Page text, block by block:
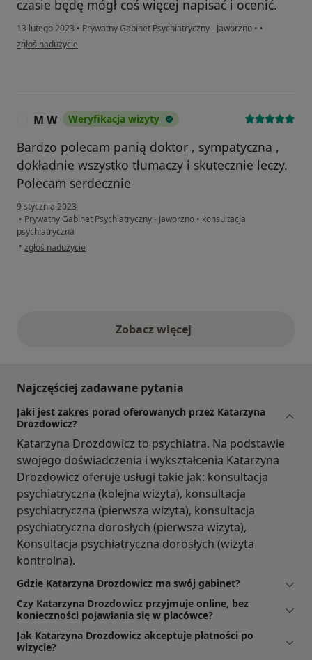
czasie będę mógł coś więcej napisać i ocenić.
13 lutego 2023 • Prywatny Gabinet Psychiatryczny - Jaworzno • •
w opinii użytkownika Zibi
zgłoś nadużycie
M W Weryfikacja wizyty
Bardzo polecam panią doktor , sympatyczna ,
dokładnie wszystko tłumaczy i skutecznie leczy.
Polecam serdecznie
9 stycznia 2023
• Prywatny Gabinet Psychiatryczny - Jaworzno • konsultacja
psychiatryczna
• w opinii użytkownika M W
zgłoś nadużycie
Zobacz więcejopinie powyżej
Najczęściej zadawane pytania
Jaki jest zakres porad oferowanych przez Katarzyna
Drozdowicz?
Katarzyna Drozdowicz to psychiatra. Na podstawie
swojego doświadczenia i wykształcenia Katarzyna
Drozdowicz oferuje usługi takie jak: konsultacja
psychiatryczna (kolejna wizyta), konsultacja
psychiatryczna (pierwsza wizyta), konsultacja
psychiatryczna dorosłych (pierwsza wizyta),
Konsultacja psychiatryczna dorosłych (wizyta
kontrolna).
Gdzie Katarzyna Drozdowicz ma swój gabinet?
Czy Katarzyna Drozdowicz przyjmuje online, bez
konieczności pojawiania się w placówce?
Jak Katarzyna Drozdowicz akceptuje płatności po
wizycie?